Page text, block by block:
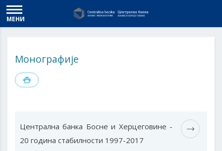
МЕНИ
Монографије
Централна банка Босне и Херцеговине -
20 година стабилности 1997-2017